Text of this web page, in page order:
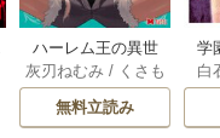
ハーレム王の異世
界プレス漫遊記 ～
最強無双のおじさ
んはあらゆる種族
灰刃ねむみ / くさも
ち
無料立読み
学
ア
白